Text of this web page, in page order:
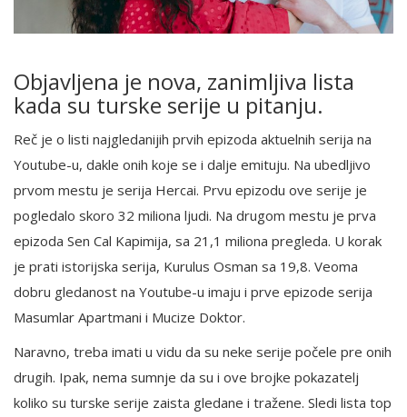
Objavljena je nova, zanimljiva lista
kada su turske serije u pitanju.
Reč je o listi najgledanijih prvih epizoda aktuelnih serija na
Youtube-u, dakle onih koje se i dalje emituju. Na ubedljivo
prvom mestu je serija Hercai. Prvu epizodu ove serije je
pogledalo skoro 32 miliona ljudi. Na drugom mestu je prva
epizoda Sen Cal Kapimija, sa 21,1 miliona pregleda. U korak
je prati istorijska serija, Kurulus Osman sa 19,8. Veoma
dobru gledanost na Youtube-u imaju i prve epizode serija
Masumlar Apartmani i Mucize Doktor.
Naravno, treba imati u vidu da su neke serije počele pre onih
drugih. Ipak, nema sumnje da su i ove brojke pokazatelj
koliko su turske serije zaista gledane i tražene. Sledi lista top